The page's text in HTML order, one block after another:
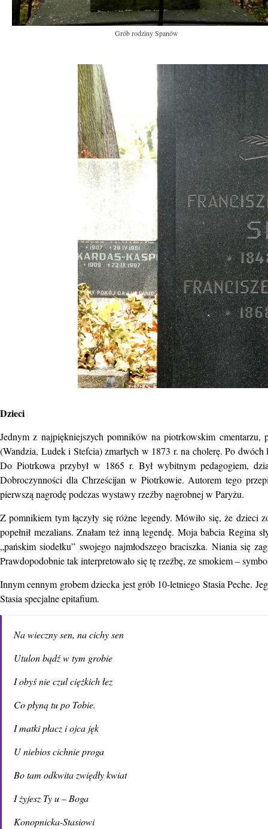
Grób rodziny Spanów
Dzieci
Jednym z najpiękniejszych pomników na piotrkowskim
(Wandzia, Ludek i Stefcia) zmarłych w 1873 r. na cholerę. Po dwóch
Do Piotrkowa przybył w 1865 r. Był wybitnym pedagogiem,
Dobroczynności dla Chrześcijan w Piotrkowie. Autorem tego
pierwszą nagrodę podczas wystawy rzeźby nagrobnej w Paryżu.
Z pomnikiem tym łączyły się różne legendy. Mówiło się, że dzieci
popełnił mezalians. Znałam też inną legendę. Moja babcia Regina
„pańskim siodełku” swojego najmłodszego braciszka. Niania się
Prawdopodobnie tak interpretowało się tę rzeźbę, ze smokiem –
Innym cennym grobem dziecka jest grób 10-letniego Stasia Peche.
Stasia specjalne epitafium.
Na wieczny sen, na cichy sen
Utulon bądź w tym grobie
I obyś nie czul ciężkich łez
Co płyną tu po Tobie.
I matki płacz i ojca jęk
U niebios cichnie proga
Bo tam odkwita zwiędły kwiat
I żyjesz Ty u – Boga
Konopnicka-Stasiowi